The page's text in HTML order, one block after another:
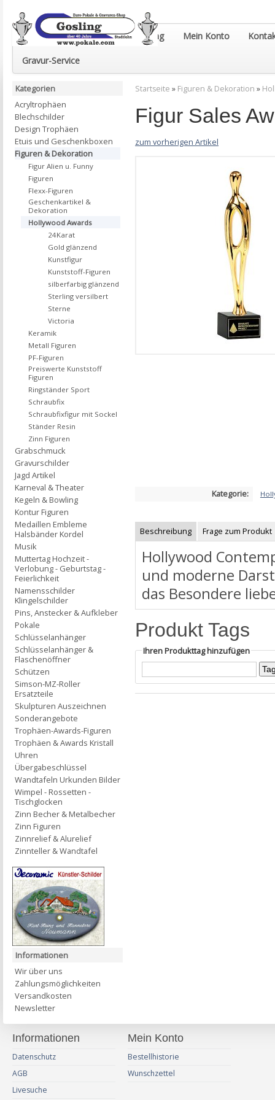
Euro-Pokale & Gravur-Shop Gosling Mein Konto
Gravur-Service
Startseite » Figuren & Dekoration »
Figur Sales
zum vorherigen Artikel
Kategorie:
Beschreibung Frage zum Produkt
Hollywood
und moderne
das Besondere
Produkt Tags
Ihren Produkttag hinzufügen
Kategorien
Acryltrophäen
Blechschilder
Design Trophäen
Etuis und Geschenkboxen
Figuren & Dekoration
Figur Alien u. Funny
Figuren
Flexx-Figuren
Geschenkartikel &
Dekoration
Hollywood Awards
24Karat
Gold glänzend
Kunstfigur
Kunststoff-Figuren
silberfarbig glänzend
Sterling versilbert
Sterne
Victoria
Keramik
Metall Figuren
PF-Figuren
Preiswerte Kunststoff
Figuren
Ringständer Sport
Schraubfix
Schraubfixfigur mit Sockel
Ständer Resin
Zinn Figuren
Grabschmuck
Gravurschilder
Jagd Artikel
Karneval & Theater
Kegeln & Bowling
Kontur Figuren
Medaillen Embleme
Halsbänder Kordel
Musik
Muttertag Hochzeit -
Verlobung - Geburtstag -
Feierlichkeit
Namensschilder
Klingelschilder
Pins, Anstecker & Aufkleber
Pokale
Schlüsselanhänger
Schlüsselanhänger &
Flaschenöffner
Schützen
Simson-MZ-Roller
Ersatzteile
Skulpturen Auszeichnen
Sonderangebote
Trophäen-Awards-Figuren
Trophäen & Awards Kristall
Uhren
Übergabeschlüssel
Wandtafeln Urkunden Bilder
Wimpel - Rossetten -
Tischglocken
Zinn Becher & Metalbecher
Zinn Figuren
Zinnrelief & Alurelief
Zinnteller & Wandtafel
Informationen
Wir über uns
Zahlungsmöglichkeiten
Versandkosten
Newsletter
Informationen
Datenschutz
AGB
Livesuche
Mein Konto
Bestellhistorie
Wunschzettel